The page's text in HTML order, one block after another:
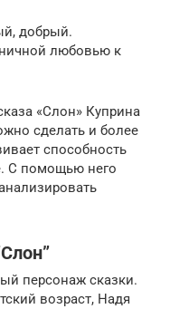
добрый.
любовью к
«Слон» Куприна
сделать и более
способность
С помощью него
персонаж сказки.
возраст, Надя